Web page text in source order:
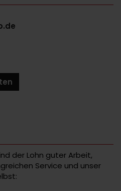
der Lohn guter Arbeit,
Service und unser